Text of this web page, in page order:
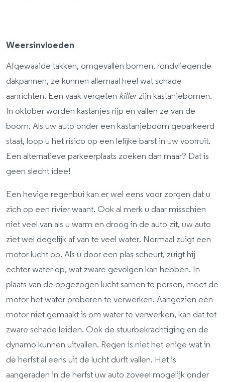
Weersinvloeden
Afgewaaide takken, omgevallen bomen, rondvliegende
dakpannen, ze kunnen allemaal heel wat schade
aanrichten. Een vaak vergeten killerzijn kastanjebomen.
In oktober worden kastanjes rijp en vallen ze van de
boom. Als uw auto onder een kastanjeboom geparkeerd
staat, loop u het risico op een lelijke barst in uw voorruit.
Een alternatieve parkeerplaats zoeken dan maar? Dat is
geen slecht idee!
Een hevige regenbui kan er wel eens voor zorgen dat u
zich op een rivier waant. Ook al merk u daar misschien
niet veel van als u warm en droog in de auto zit, uw auto
ziet wel degelijk af van te veel water. Normaal zuigt een
motor lucht op. Als u door een plas scheurt, zuigt hij
echter water op, wat zware gevolgen kan hebben. In
plaats van de opgezogen lucht samen te persen, moet de
motor het water proberen te verwerken. Aangezien een
motor niet gemaakt is om water te verwerken, kan dat tot
zware schade leiden. Ook de stuurbekrachtiging en de
dynamo kunnen uitvallen. Regen is niet het enige wat in
de herfst al eens uit de lucht durft vallen. Het is
aangeraden in de herfst uw auto zoveel mogelijk onder